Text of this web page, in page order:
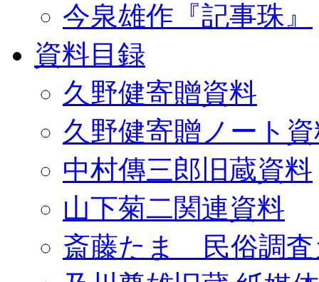
今泉雄作『記事珠』
資料目録
久野健寄贈資料
久野健寄贈ノート
中村傳三郎旧蔵資料
山下菊二関連資料
斎藤たま 民俗調査